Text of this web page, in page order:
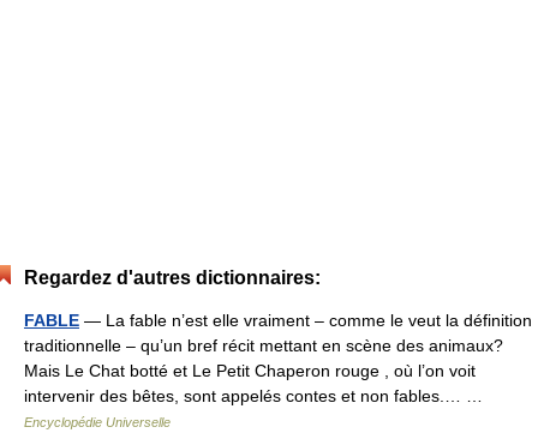
Regardez d'autres dictionnaires:
FABLE — La fable n’est elle vraiment – comme le veut la définition
traditionnelle – qu’un bref récit mettant en scène des animaux?
Mais Le Chat botté et Le Petit Chaperon rouge , où l’on voit
intervenir des bêtes, sont appelés contes et non fables.… …
Encyclopédie Universelle